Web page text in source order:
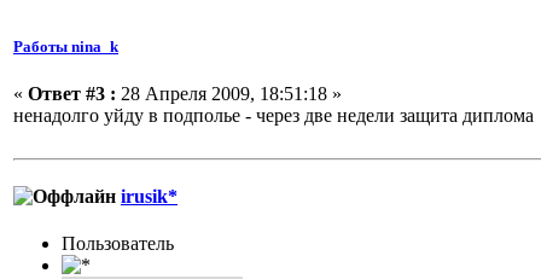
Работы nina_k
« Ответ #3 : 28 Апреля 2009, 18:51:18 »
ненадолго уйду в подполье - через две недели защита
irusik*
Пользовaтeль